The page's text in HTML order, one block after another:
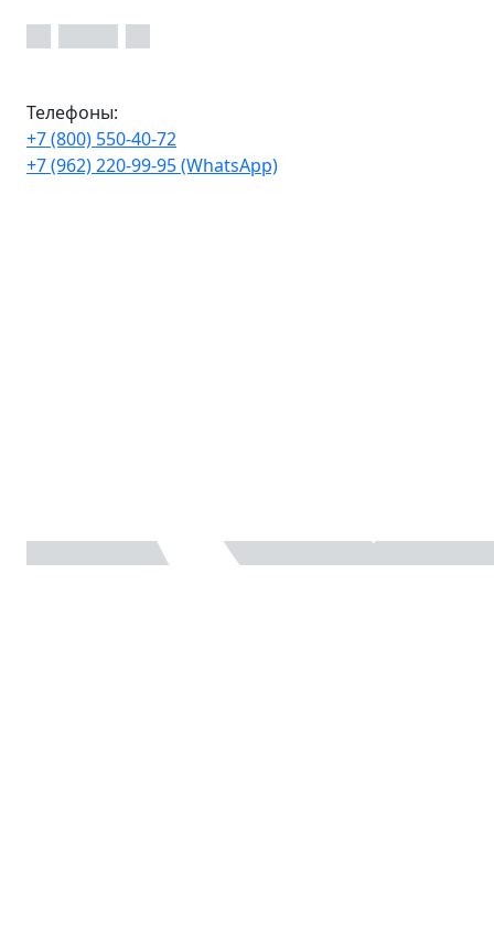
Телефоны:
+7 (800) 550-40-72
+7 (962) 220-99-95 (WhatsApp)